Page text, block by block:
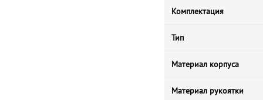
Комплектация
Тип
Материал корпуса
Материал рукоятки